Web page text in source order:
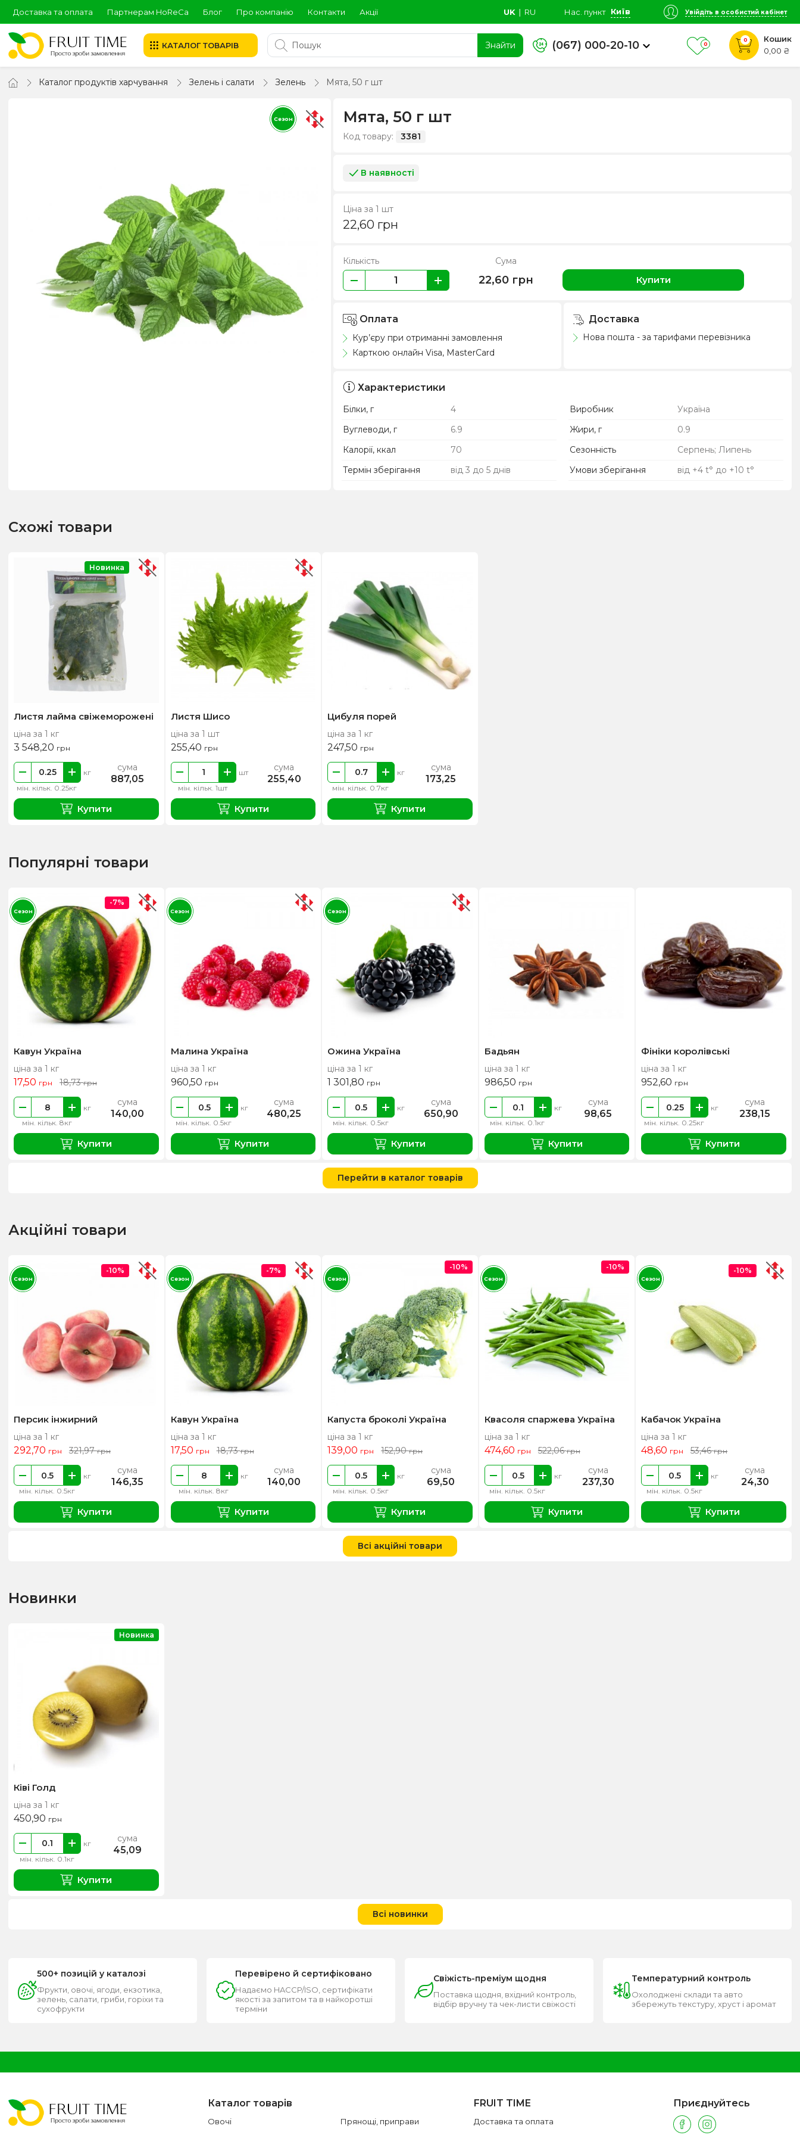
Доставка та оплата Партнерам HoReCa Блог Про компанію Контакти Акції UK ∣ RU Нас. пункт Київ Увійдіть в особистий кабінет
КАТАЛОГ ТОВАРІВ Знайти (067) 000-20-10 0
0
Кошик
0,00 ₴
Каталог продуктів харчування Зелень і салати Зелень Мята, 50 г шт
Сезон Мята, 50 г шт
Код товару: 3381
В наявності
Ціна за 1 шт
22,60 грн
Кількість Сума
22,60 грн Купити
Оплата
Кур’єру при отриманні замовлення
Карткою онлайн Visa, MasterCard
Доставка
Нова пошта - за тарифами перевізника
Характеристики
Білки, г 4 Виробник
Україна
Вуглеводи, г
6.9 Жири, г
0.9
Калорії, ккал
70 Сезонність
Серпень; Липень
Термін зберігання
від 3 до 5 днів Умови зберігання від +4 t° до +10 t°
Схожі товари
Листя лайма свіжеморожені
ціна за 1 кг
3 548,20 грн
мін. кільк. 0.25кг
кг сума
887,05
Купити
Новинка
Листя Шисо
ціна за 1 шт
255,40 грн
мін. кільк. 1шт
шт сума
255,40
Купити
Цибуля порей
ціна за 1 кг
247,50 грн
мін. кільк. 0.7кг
кг сума
173,25
Купити
Популярні товари
Кавун Україна
ціна за 1 кг
17,50 грн 18,73грн
мін. кільк. 8кг
кг сума
140,00
Купити
-7%
Сезон
Малина Україна
ціна за 1 кг
960,50 грн
мін. кільк. 0.5кг
кг сума
480,25
Купити
Сезон
Ожина Україна
ціна за 1 кг
1 301,80 грн
мін. кільк. 0.5кг
кг сума
650,90
Купити
Сезон
Бадьян
ціна за 1 кг
986,50 грн
мін. кільк. 0.1кг
кг сума
98,65
Купити
Фініки королівські
ціна за 1 кг
952,60 грн
мін. кільк. 0.25кг
кг сума
238,15
Купити
Перейти в каталог товарів
Акційні товари
Персик інжирний
ціна за 1 кг
292,70 грн 321,97грн
мін. кільк. 0.5кг
кг сума
146,35
Купити
-10%
Сезон
Кавун Україна
ціна за 1 кг
17,50 грн 18,73грн
мін. кільк. 8кг
кг сума
140,00
Купити
-7%
Сезон
Капуста броколі Україна
ціна за 1 кг
139,00 грн 152,90грн
мін. кільк. 0.5кг
кг сума
69,50
Купити
-10%
Сезон
Квасоля спаржева Україна
ціна за 1 кг
474,60 грн 522,06грн
мін. кільк. 0.5кг
кг сума
237,30
Купити
-10%
Сезон
Кабачок Україна
ціна за 1 кг
48,60 грн 53,46грн
мін. кільк. 0.5кг
кг сума
24,30
Купити
-10%
Сезон
Всі акційні товари
Новинки
Ківі Голд
ціна за 1 кг
450,90 грн
мін. кільк. 0.1кг
кг сума
45,09
Купити
Новинка
Всі новинки
500+ позицій у каталозі
Фрукти, овочі, ягоди, екзотика,
зелень, салати, гриби, горіхи та
сухофрукти
Перевірено й сертифіковано
Надаємо HACCP/ISO, сертифікати
якості за запитом та в найкоротші
терміни
Свіжість-преміум щодня
Поставка щодня, вхідний контроль,
відбір вручну та чек-листи свіжості
Температурний контроль
Охолоджені склади та авто
збережуть текстуру, хруст і аромат
Каталог товарів
Овочі
Прянощі, приправи
FRUIT TIME
Доставка та оплата
Приєднуйтесь